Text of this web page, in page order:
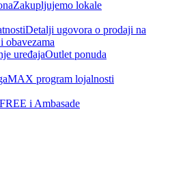
Zakupljujemo lokale
Detalji ugovora o prodaji na
obavezama
uređajaOutlet ponuda
program lojalnosti
i Ambasade